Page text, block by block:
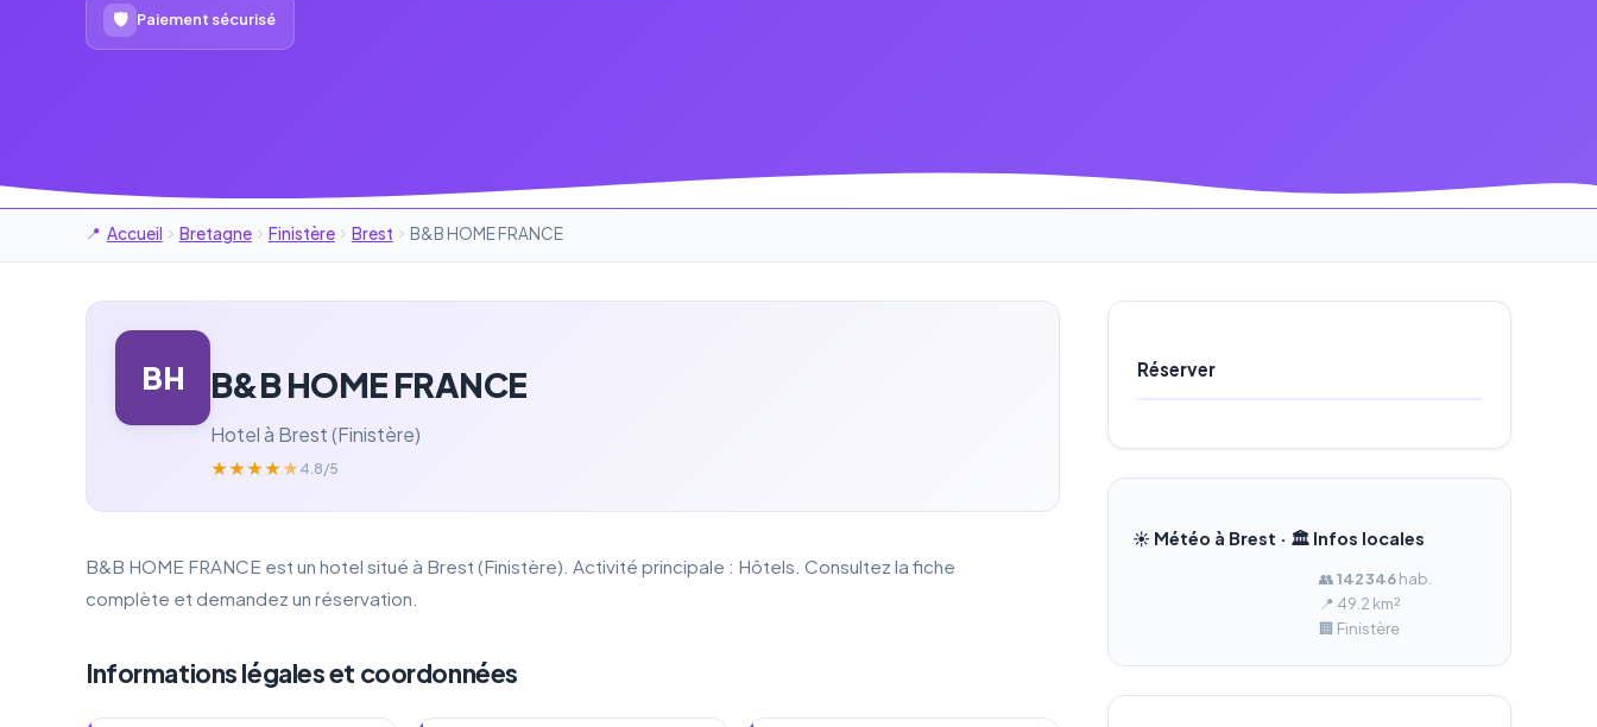
🛡 Paiement sécurisé
Accueil Bretagne Finistère Brest B&B HOME FRANCE
BH B&B HOME FRANCE
Hotel à Brest (Finistère)
★★★★★ 4.8/5
B&B HOME FRANCE est un hotel situé à Brest (Finistère). Activité principale : Hôtels. Consultez la fiche
complète et demandez un réservation.
Informations légales et coordonnées
Réserver
☀️ Météo à Brest · 🏛️ Infos locales
👥142 346hab.
📍 49.2 km²
🏢 Finistère